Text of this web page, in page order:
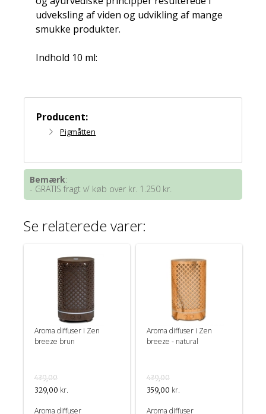
udveksling af viden og udvikling af mange
smukke produkter.
Indhold 10 ml:
Producent:
Pigmåtten
Bemærk:
- GRATIS fragt v/ køb over kr. 1.250 kr.
Se relaterede varer:
Aroma diffuser i Zen
breeze brun
439,00
329,00 kr.
Aroma diffuser
Aroma diffuser i Zen
breeze - natural
439,00
359,00 kr.
Aroma diffuser